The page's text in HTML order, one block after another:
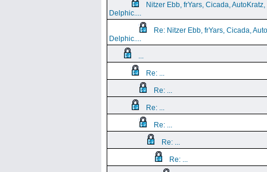
Nitzer Ebb, frYars, Cicada, AutoKratz,
Delphic....
Re: Nitzer Ebb, frYars, Cicada,
Delphic....
...
Re: ...
Re: ...
Re: ...
Re: ...
Re: ...
Re: ...